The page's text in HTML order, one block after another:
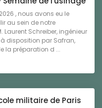
, nous avons eu le
au sein de notre
Laurent Schreiber, ingénieur
à disposition par Safran,
la préparation d ...
militaire de Paris